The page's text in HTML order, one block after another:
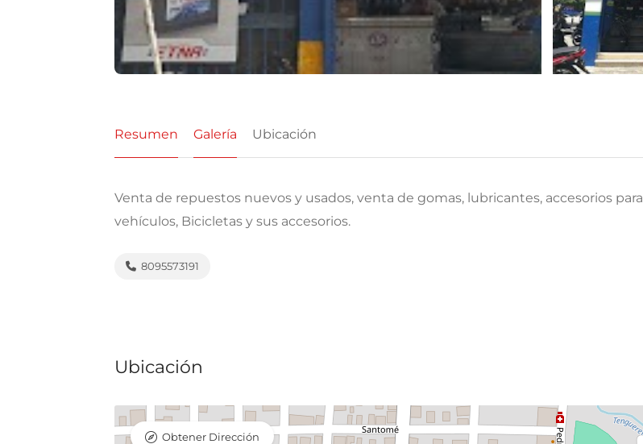
Resumen Galería Ubicación
Venta de repuestos nuevos y usados, venta de gomas, lubricantes, accesorios para
vehículos, Bicicletas y sus accesorios.
8095573191
Ubicación
Obtener Dirección